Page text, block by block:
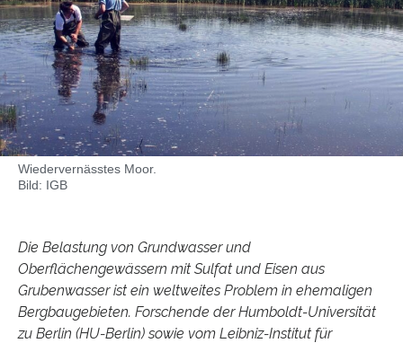
Wiedervernässtes Moor.
Bild: IGB
Die Belastung von Grundwasser und
Oberflächengewässern mit Sulfat und Eisen aus
Grubenwasser ist ein weltweites Problem in ehemaligen
Bergbaugebieten. Forschende der Humboldt-Universität
zu Berlin (HU-Berlin) sowie vom Leibniz-Institut für